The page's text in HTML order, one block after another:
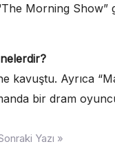
Morning Show”
kavuştu. Ayrıca
bir dram
Yazı »